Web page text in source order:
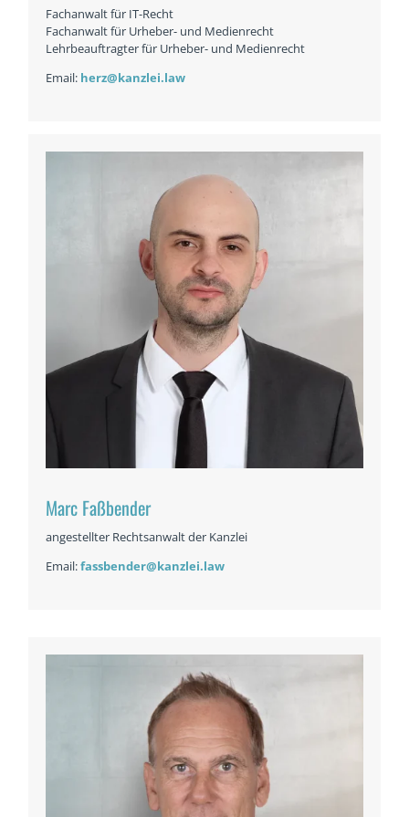
Fachanwalt für IT-Recht
Fachanwalt für Urheber- und Medienrecht
Lehrbeauftragter für Urheber- und Medienrecht
Email: herz@kanzlei.law
Marc Faßbender
angestellter Rechtsanwalt der Kanzlei
Email:fassbender@kanzlei.law